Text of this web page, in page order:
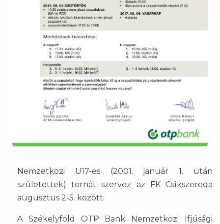
Nemzetközi U17-es (2001. január 1. után
születettek) tornát szervez az FK Csíkszereda
augusztus 2-5. között.
A Székelyföld OTP Bank Nemzetközi Ifjúsági